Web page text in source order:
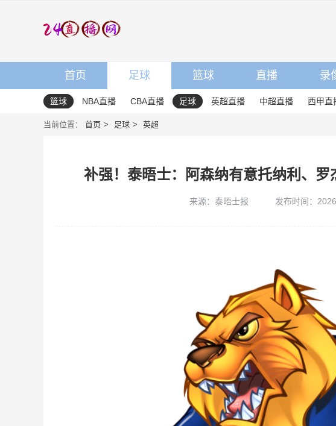
首页 足球 篮球 直播 录
篮球 NBA直播 CBA直播 足球 英超直播 中超直播 西甲直
当前位置： 首页 足球 英超
补强！泰晤士：阿森纳有意托纳利、
来源：泰晤士报 发布时间：